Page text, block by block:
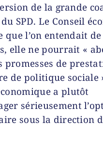
de la grande
SPD. Le Conseil
que l’on entendait
elle ne pourrait «
promesses de
de politique sociale
a plutôt
sérieusement
sous la direction